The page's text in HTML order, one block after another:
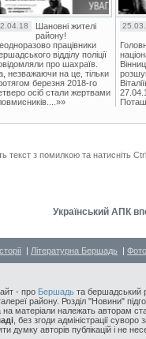
Шановні жителі
району!
працівники
відділу поліції
про шахраїв.
незважаючи на це, тільки
березня 2018-го
осіб стали жертвами
текст з помилкою та натисніть
Український АПК
| Літературна Бершадь |
- про Бершадь та бершадський
району. Розділ "Новини"
на матеріали належать авторам
, без згоди адміністрації
думку авторів публікацій і не